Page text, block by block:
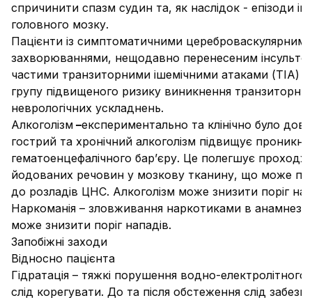
спричинити спазм судин та, як наслідок - епізоди
головного мозку.
Пацієнти із симптоматичними цереброваскулярними
захворюваннями, нещодавно перенесеним
частими транзиторними ішемічними атаками (ТІА)
групу підвищеного ризику виникнення
неврологічних ускладнень.
Алкоголізм –експериментально та клінічно було
гострий та хронічний алкоголізм підвищує
гематоенцефалічного бар’єру. Це полегшує
йодованих речовин у мозкову тканину, що може
до розладів ЦНС. Алкоголізм може знизити поріг
Наркоманія – зловживання наркотиками в анамнезі
може знизити поріг нападів.
Запобіжні заходи
Відносно пацієнта
Гідратація – тяжкі порушення водно-електролітного
слід корегувати. До та після обстеження слід